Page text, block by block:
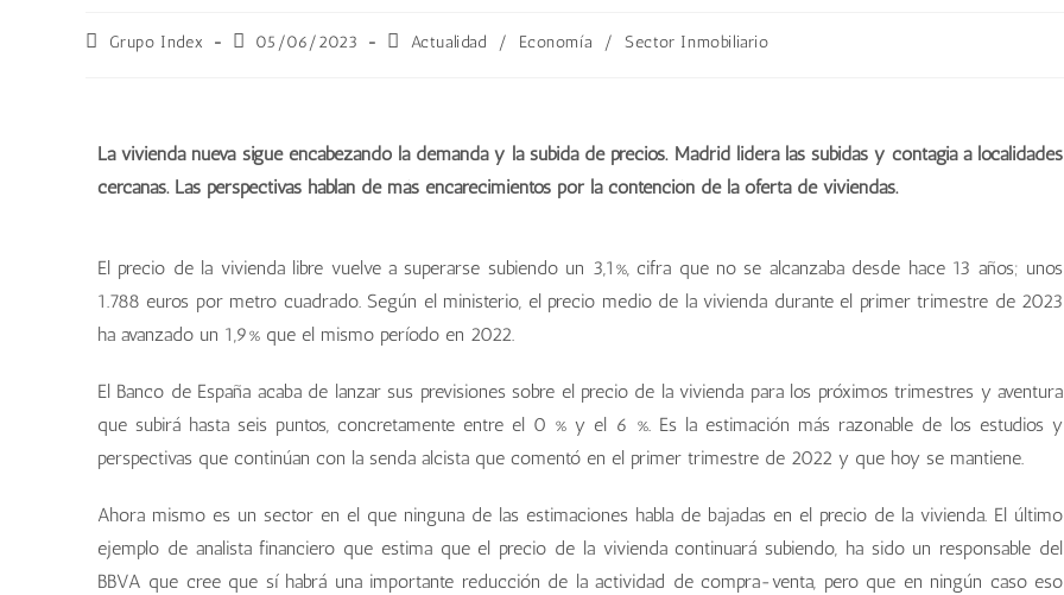
Grupo Index 05/06/2023 Actualidad / Economía / Sector Inmobiliario
La vivienda nueva sigue encabezando la demanda y la subida de precios. Madrid lidera las subidas y contagia a localidades
cercanas. Las perspectivas hablan de más encarecimientos por la contención de la oferta de viviendas.
El precio de la vivienda libre vuelve a superarse subiendo un 3,1%, cifra que no se alcanzaba desde hace 13 años; unos
1.788 euros por metro cuadrado. Según el ministerio, el precio medio de la vivienda durante el primer trimestre de 2023
ha avanzado un 1,9% que el mismo período en 2022.
El Banco de España acaba de lanzar sus previsiones sobre el precio de la vivienda para los próximos trimestres y aventura
que subirá hasta seis puntos, concretamente entre el 0 % y el 6 %. Es la estimación más razonable de los estudios y
perspectivas que continúan con la senda alcista que comentó en el primer trimestre de 2022 y que hoy se mantiene.
Ahora mismo es un sector en el que ninguna de las estimaciones habla de bajadas en el precio de la vivienda. El último
ejemplo de analista financiero que estima que el precio de la vivienda continuará subiendo, ha sido un responsable del
BBVA que cree que sí habrá una importante reducción de la actividad de compra-venta, pero que en ningún caso eso